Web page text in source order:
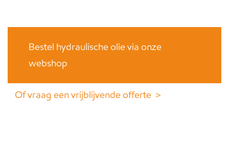
Bestel hydraulische olie via onze
webshop
Of vraag een vrijblijvende offerte ＞